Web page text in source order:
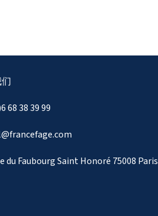
68 38 39 99
du Faubourg Saint Honoré 75008 Paris